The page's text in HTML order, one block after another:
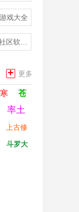
戏大全
+ 更多
苍
率土
上古修
斗罗大